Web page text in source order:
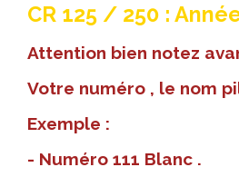
CR 125 / 250 :
Attention bien notez
Votre numéro , le nom
Exemple :
- Numéro 111 Blanc .